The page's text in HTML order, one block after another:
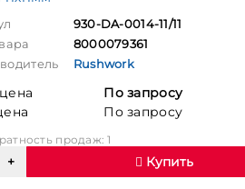
930-DA-0014-11/11
8000079361
Rushwork
По запросу
По запросу
продаж: 1
Купить